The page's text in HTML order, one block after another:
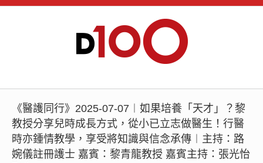
《醫護同行》2025-07-07︱如果培養「天才」？黎
教授分享兒時成長方式，從小已立志做醫生！行醫
時亦鍾情教學，享受將知識與信念承傳︱主持：路
婉儀註冊護士 嘉賓：黎青龍教授 嘉賓主持：張光怡